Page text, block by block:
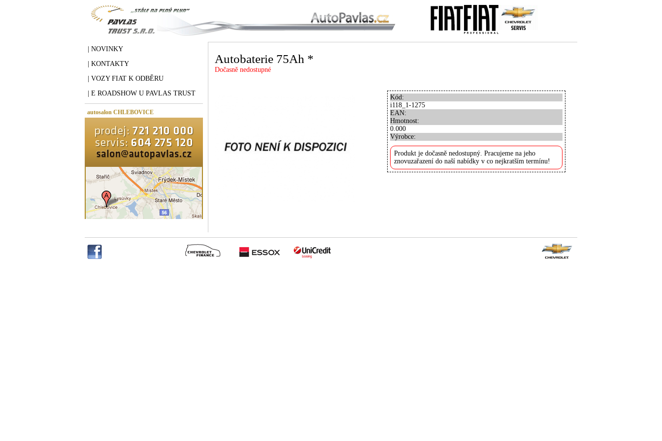
| NOVINKY
| KONTAKTY
| VOZY FIAT K ODBĚRU
| E ROADSHOW U PAVLAS TRUST
autosalon CHLEBOVICE
Autobaterie 75Ah *
Dočasně nedostupné
Kód:
i118_1-1275
EAN:
Hmotnost:
0.000
Výrobce:
Produkt je dočasně nedostupný. Pracujeme na jeho
znovuzařazení do naší nabídky v co nejkratším termínu!